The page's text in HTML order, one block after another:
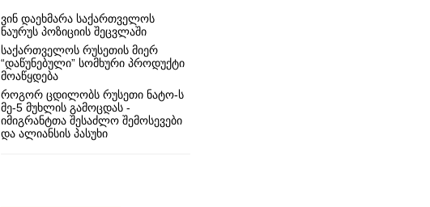
ვინ დაეხმარა საქართველოს
ნაურუს პოზიციის შეცვლაში
საქართველოს რუსეთის მიერ
“დაწუნებული” სომხური პროდუქტი
მოაწყდება
როგორ ცდილობს რუსეთი ნატო-ს
მე-5 მუხლის გამოცდას -
იმიგრანტთა შესაძლო შემოსევები
და ალიანსის პასუხი